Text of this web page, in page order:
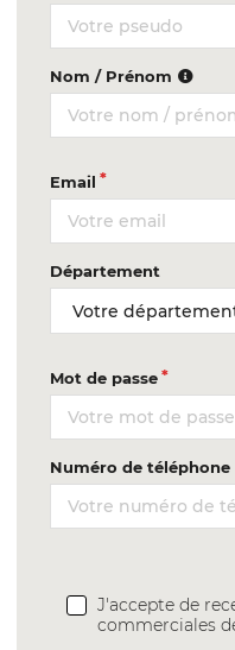
Nom / Prénom
Email
Département
Mot de passe
Numéro de téléphone
J'accepte de
commerciales